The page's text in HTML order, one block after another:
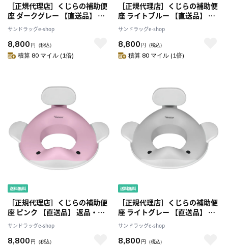
［正規代理店］くじらの補助便
座 ダークグレー 【直送品】 返
品・キャンセル・他商品と同時
購入は不可
サンドラッグe-shop
8,800 円 （税込）
積算 80 マイル (1倍)
［正規代理店］くじらの補助便
座 ライトブルー 【直送品】 返
品・キャンセル・他商品と同時
購入は不可
サンドラッグe-shop
8,800 円 （税込）
積算 80 マイル (1倍)
［正規代理店］くじらの補助便
座 ピンク 【直送品】 返品・キ
ャンセル・他商品と同時購入は
不可
サンドラッグe-shop
8,800 円 （税込）
［正規代理店］くじらの補助便
座 ライトグレー 【直送品】 返
品・キャンセル・他商品と同時
購入は不可
サンドラッグe-shop
8,800 円 （税込）